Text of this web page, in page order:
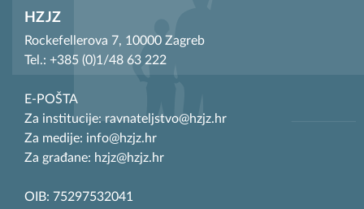
HZJZ
Rockefellerova 7, 10000 Zagreb
Tel.: +385 (0)1/48 63 222
E-POŠTA
Za institucije: ravnateljstvo@hzjz.hr
Za medije: info@hzjz.hr
Za građane: hzjz@hzjz.hr
OIB: 75297532041